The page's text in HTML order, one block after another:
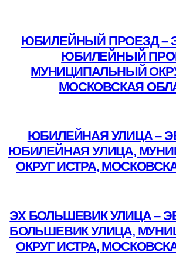
ЮБИЛЕЙНЫЙ ПРОЕЗД –
ЮБИЛЕЙНЫЙ
МУНИЦИПАЛЬНЫЙ
МОСКОВСКАЯ
ЮБИЛЕЙНАЯ УЛИЦА –
ЮБИЛЕЙНАЯ УЛИЦА,
ОКРУГ ИСТРА,
ЭХ БОЛЬШЕВИК УЛИЦА –
БОЛЬШЕВИК УЛИЦА,
ОКРУГ ИСТРА,